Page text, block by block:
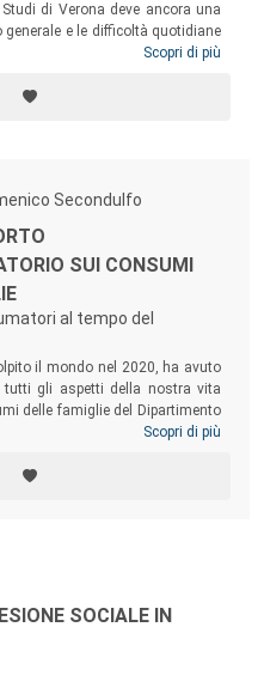
di Verona deve ancora una
e le difficoltà quotidiane
platea di chi fatica ad arrivare
pane quotidiano anche per
difficoltà economiche.
Scopri di più
Secondulfo
SUI CONSUMI
al tempo del
il mondo nel 2020, ha avuto
gli aspetti della nostra vita
delle famiglie del Dipartimento
Studi di Verona ha attuato
cambiati i consumi e i
Cos’è capitato alle relazioni
Scopri di più
SOCIALE IN